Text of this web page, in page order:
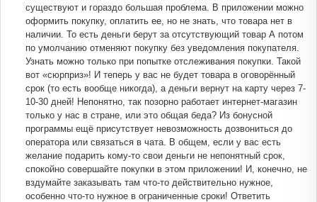
существуют и гораздо большая проблема. В приложении можно
оформить покупку, оплатить ее, но не знать, что товара нет в
наличии. То есть деньги берут за отсутствующий товар А потом
по умолчанию отменяют покупку без уведомления покупателя.
Узнать можно только при попытке отслеживания покупки. Такой
вот «сюрприз»! И теперь у вас не будет товара в оговорённый
срок (то есть вообще никогда), а деньги вернут на карту через 7-
10-30 дней! Непонятно, так позорно работает интернет-магазин
только у нас в стране, или это общая беда? Из бонусной
программы ещё присутствует невозможность дозвониться до
оператора или связаться в чата. В общем, если у вас есть
желание подарить кому-то свои деньги не непонятный срок,
спокойно совершайте покупки в этом приложении! И, конечно, не
вздумайте заказывать там что-то действительно нужное,
особенно что-то нужное в ограниченные сроки! Ответить